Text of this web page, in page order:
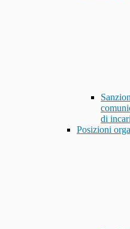
di
Posizioni